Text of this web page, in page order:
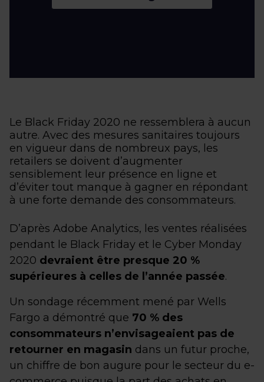
Le Black Friday 2020 ne ressemblera à aucun
autre. Avec des mesures sanitaires toujours
en vigueur dans de nombreux pays, les
retailers se doivent d’augmenter
sensiblement leur présence en ligne et
d’éviter tout manque à gagner en répondant
à une forte demande des consommateurs.
D’après Adobe Analytics, les ventes réalisées
pendant le Black Friday et le Cyber Monday
2020 devraient être presque 20 %
supérieures à celles de l’année passée.
Un sondage récemment mené par Wells
Fargo a démontré que 70 % des
consommateurs n’envisageaient pas de
retourner en magasin dans un futur proche,
un chiffre de bon augure pour le secteur du e-